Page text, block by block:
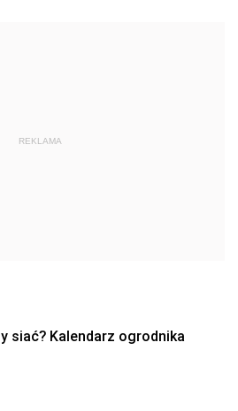
REKLAMA
siać? Kalendarz ogrodnika